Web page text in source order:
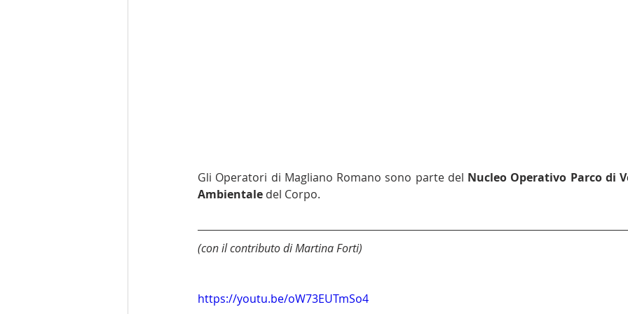
Gli Operatori di Magliano Romano sono parte del Nucleo Operativo Parco di
Ambientale del Corpo.
(con il contributo di Martina Forti)
https://youtu.be/oW73EUTmSo4